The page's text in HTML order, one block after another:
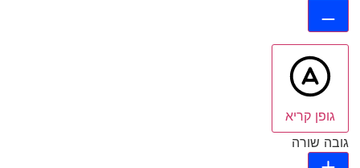
גופן קריא
גובה שורה